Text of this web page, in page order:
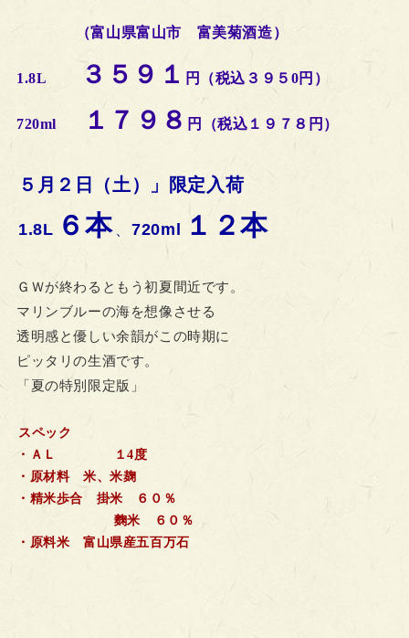
（富山県富山市 富美菊酒造）
1.8L ３５９１ 円（税込３９５0円）
720ml１７９８ 円（税込１９７８円）
５月２日（土）」限定入荷
1.8L ６本 、 720ml １２本
ＧＷが終わるともう初夏間近です。
マリンブルーの海を想像させる
透明感と優しい余韻がこの時期に
ピッタリの生酒です。
「夏の特別限定版」
スペック
・ＡＬ １4度
・原材料 米、米麹
・精米歩合 掛米 ６０％
麴米 ６０％
・原料米 富山県産五百万石